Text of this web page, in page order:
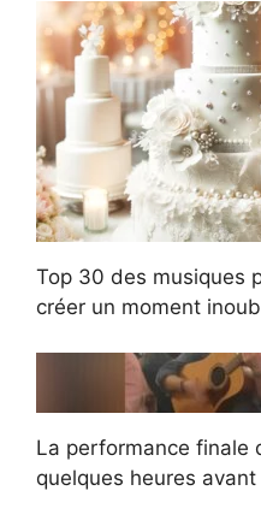
Top 30 des musiques
créer un moment
La performance finale
quelques heures